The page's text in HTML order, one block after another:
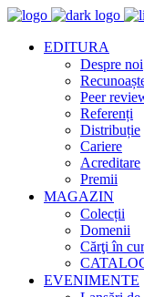
EDITURA
Despre noi
Peer
Referenți
Distribuție
Cariere
Acreditare
Premii
MAGAZIN
Colecții
Domenii
Cărţi în
EVENIMENTE